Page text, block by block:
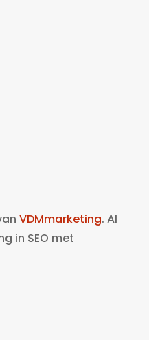
VDMmarketing. Al
in SEO met